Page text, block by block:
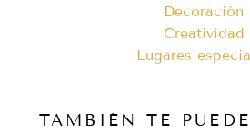
Decoración
Creatividad
Lugares
TAMBIÉN TE